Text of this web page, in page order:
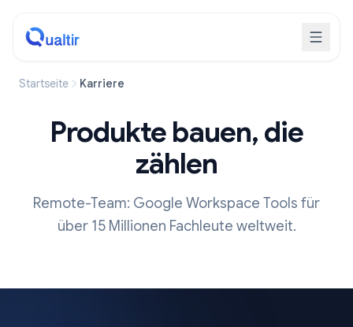
Startseite Karriere
Produkte bauen, die
zählen
Remote-Team: Google Workspace Tools für
über 15 Millionen Fachleute weltweit.